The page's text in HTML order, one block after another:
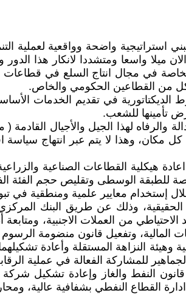
استراتيجية واضحة وواقعية لعملية
ميلا واسعا ومتشددا لانكار هذا
في مجال انتاج السلع في قطاعات
كل من القطاعين الحكومي والخاص.
الديكتاتورية في تقديم الخدمات
تأمينها للشعب.
والرفاه لهذا الجيل والأجيال
مكان، وهذا لا يتم عبر انتهاج
هيكلية القطاعات الصناعية
للطبقة الوسطى وتقليص حجم الفئة
إستخدام معايير علمية ومنطقية في
وذلك عن طريق البنك
من العملات الاجنبية،
وتفعيل قانون منضومة الرسوم الجمركية
وهيئة النزاهة المستقلة وأعادة
للمشاركة الفعالة في عملية
النفط والغاز وإعادة تشكيل شركة
ادارة القطاع النفطي بشفافية عالية،